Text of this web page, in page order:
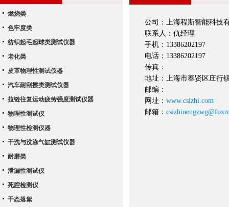
公司：上海程斯智能科技
联系人：仇经理
手机：13386202197
电话：13386202197
传真：
地址：上海市奉贤区庄行
邮编：
网址： www.csizhi.com
邮箱：
燃烧类
色牢度类
纺织起毛起球类测试仪器
老化类
皮革物理性测试仪器
汽车耐刮擦类测试仪器
拉链往复运动疲劳强度测试仪器
物理性测试仪
物理性检测仪器
干洗与洗涤气缸测试仪器
耐磨类
泄漏性测试仪
死腔检测仪
干态落絮